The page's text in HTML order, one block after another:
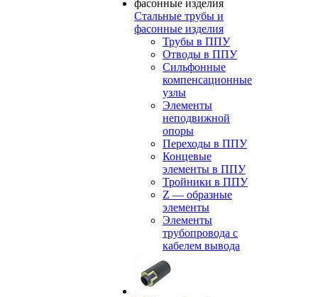
Стальные трубы и
фасонные изделия
Трубы в ППУ
Отводы в ППУ
Сильфонные
компенсационные
узлы
Элементы
неподвижной
опоры
Переходы в ППУ
Концевые
элементы в ППУ
Тройники в ППУ
Z — образные
элементы
Элементы
трубопровода с
кабелем вывода